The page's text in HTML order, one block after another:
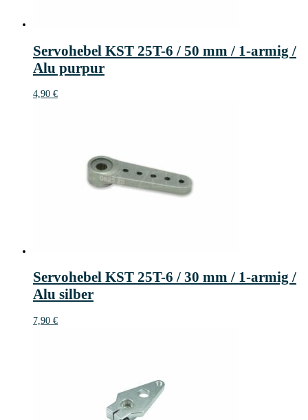
Servohebel KST 25T-6 / 50 mm / 1-armig /
Alu purpur
4,90 €
Servohebel KST 25T-6 / 30 mm / 1-armig /
Alu silber
7,90 €